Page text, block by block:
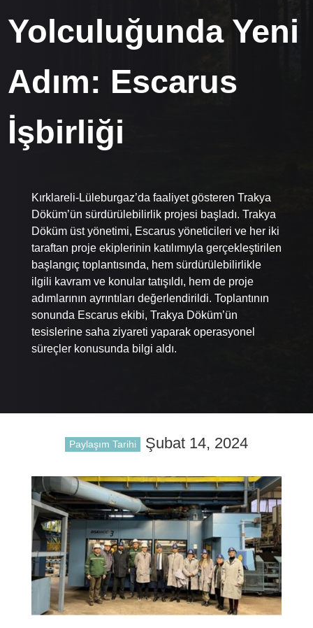
Yolculuğunda Yeni
Adım: Escarus
İşbirliği
Kırklareli-Lüleburgaz’da faaliyet gösteren Trakya
Döküm’ün sürdürülebilirlik projesi başladı. Trakya
Döküm üst yönetimi, Escarus yöneticileri ve her iki
taraftan proje ekiplerinin katılımıyla gerçekleştirilen
başlangıç toplantısında, hem sürdürülebilirlikle
ilgili kavram ve konular tatışıldı, hem de proje
adımlarının ayrıntıları değerlendirildi. Toplantının
sonunda Escarus ekibi, Trakya Döküm’ün
tesislerine saha ziyareti yaparak operasyonel
süreçler konusunda bilgi aldı.
Paylaşım Tarihi Şubat 14, 2024